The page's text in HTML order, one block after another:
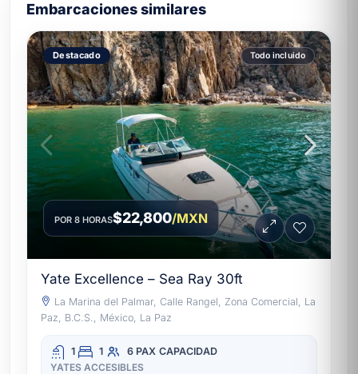
Embarcaciones similares
Destacado Todo incluido
POR 8 HORAS$22,800/MXN
Yate Excellence – Sea Ray 30ft
La Marina del Palmar, Calle Rangel, Zona Comercial, La
Paz, B.C.S., México, La Paz
1 1 6 PAX CAPACIDAD
YATES ACCESIBLES